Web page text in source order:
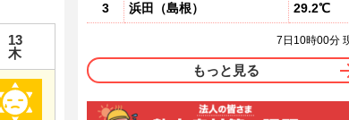
13
木
3
浜田 （島根） 29.2℃
7日10時00分
もっと見る